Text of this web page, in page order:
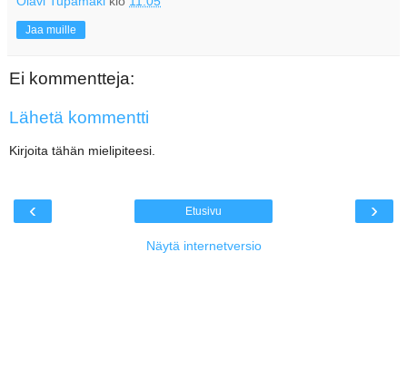
Jaa muille
Ei kommentteja:
Lähetä kommentti
Kirjoita tähän mielipiteesi.
‹ ›
Etusivu
Näytä internetversio